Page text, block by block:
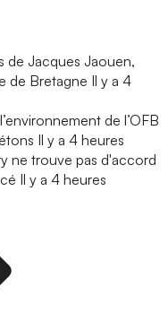
de Jacques Jaouen,
de Bretagne Il y a 4
de l’OFB
Il y a 4 heures
ne trouve pas d'accord
Il y a 4 heures